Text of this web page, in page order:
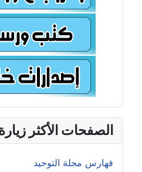
الصفحات الأكثر
فهارس مجلة التوحيد